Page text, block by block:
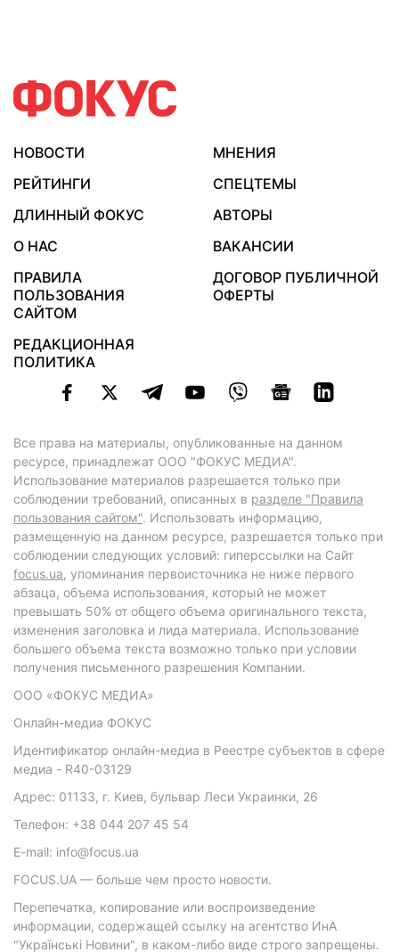
НОВОСТИ
МНЕНИЯ
РЕЙТИНГИ
СПЕЦТЕМЫ
ДЛИННЫЙ ФОКУС
АВТОРЫ
О НАС
ВАКАНСИИ
ПРАВИЛА
ПОЛЬЗОВАНИЯ
САЙТОМ
ДОГОВОР ПУБЛИЧНОЙ
ОФЕРТЫ
РЕДАКЦИОННАЯ
ПОЛИТИКА
Все права на материалы, опубликованные на данном
ресурсе, принадлежат ООО "ФОКУС МЕДИА".
Использование материалов разрешается только при
соблюдении требований, описанных в разделе "Правила
пользования сайтом". Использовать информацию,
размещенную на данном ресурсе, разрешается только при
соблюдении следующих условий: гиперссылки на Сайт
focus.ua, упоминания первоисточника не ниже первого
абзаца, объема использования, который не может
превышать 50% от общего объема оригинального текста,
изменения заголовка и лида материала. Использование
большего объема текста возможно только при условии
получения письменного разрешения Компании.
ООО «ФОКУС МЕДИА»
Онлайн-медиа ФОКУС
Идентификатор онлайн-медиа в Реестре субъектов в сфере
медиа - R40-03129
Адрес: 01133, г. Киев, бульвар Леси Украинки, 26
Телефон: +38 044 207 45 54
E-mail: info@focus.ua
FOCUS.UA — больше чем просто новости.
Перепечатка, копирование или воспроизведение
информации, содержащей ссылку на агентство ИнА
"Українські Новини", в каком-либо виде строго запрещены.